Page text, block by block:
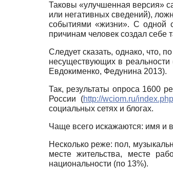
Таковы «улучшенная версия»
или негативных сведений),
событиями «жизни». С одной
причинам человек создал себе
Следует сказать, однако, что,
несуществующих в
Евдокименко, Федунина 2013).
Так, результаты опроса 1600
России (http://wciom.ru/
социальных сетях и блогах.
Чаще всего искажаются: имя и
Несколько реже: пол,
месте жительства, месте
национальности (по 13%).